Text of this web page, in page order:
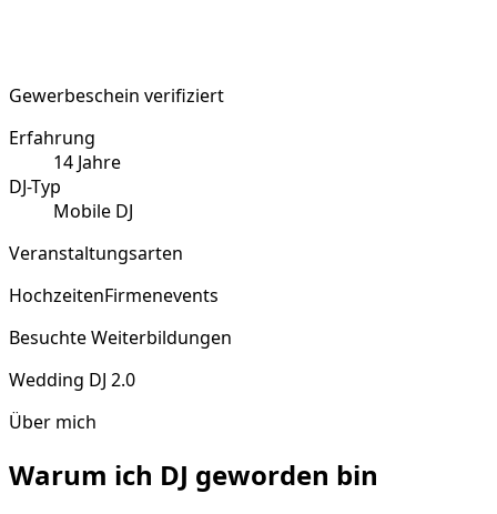
Gewerbeschein verifiziert
Erfahrung
14 Jahre
DJ-Typ
Mobile DJ
Veranstaltungsarten
HochzeitenFirmenevents
Besuchte Weiterbildungen
Wedding DJ 2.0
Über mich
Warum ich DJ geworden bin